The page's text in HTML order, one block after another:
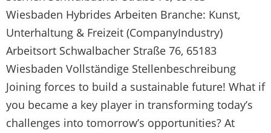
Wiesbaden Hybrides Arbeiten Branche: Kunst,
Unterhaltung & Freizeit (CompanyIndustry)
Arbeitsort Schwalbacher Straße 76, 65183
Wiesbaden Vollständige Stellenbeschreibung
Joining forces to build a sustainable future! What if
you became a key player in transforming today’s
challenges into tomorrow’s opportunities? At